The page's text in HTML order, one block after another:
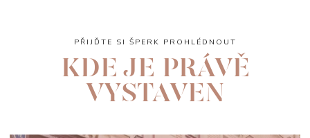
PŘIJĎTE SI ŠPERK PROHLÉDNOUT
KDE JE PRÁVĚ
VYSTAVEN